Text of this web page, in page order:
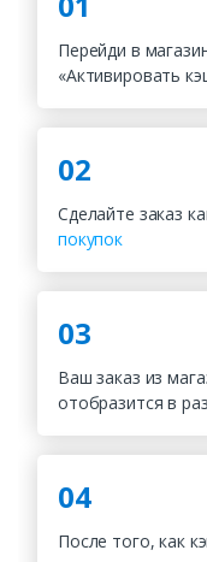
Перейди в
«Активировать
02
Сделайте заказ
покупок
03
Ваш заказ из
отобразится в
04
После того, как